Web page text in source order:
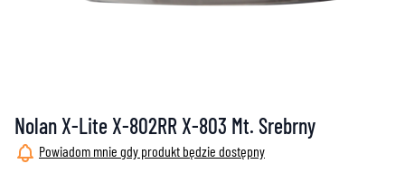
Nolan X-Lite X-802RR X-803 Mt. Srebrny
Powiadom mnie gdy produkt będzie dostępny